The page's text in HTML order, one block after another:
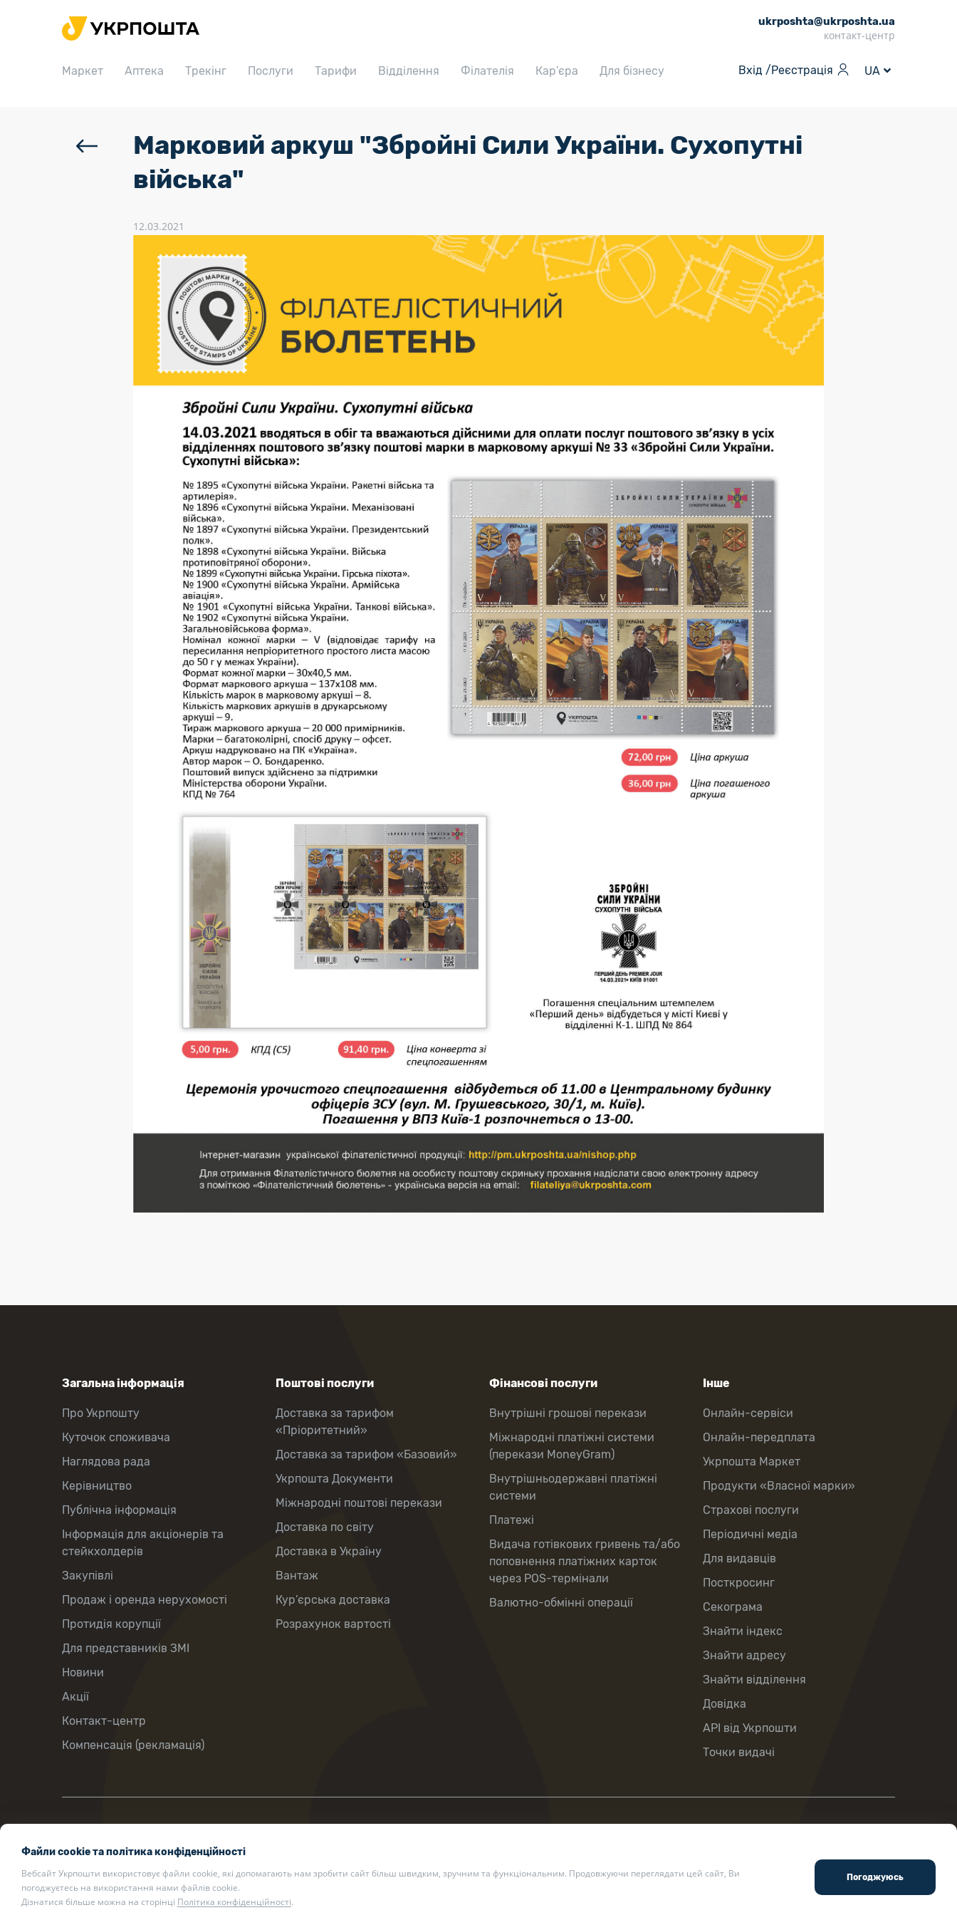
ukrposhta@ukrposhta.ua
контакт-центр
Маркет Аптека Трекінг Послуги Тарифи Відділення Філателія Кар’єра Для бізнесу Вхід /Реєстрація UA
Головна
Аптека
Марковий аркуш "Збройні Сили України. Сухопутні
війська"
12.03.2021
Файли cookie та політика конфіденційності
Вебсайт Укрпошти використовує файли cookie, які допомагають нам зробити сайт більш швидким, зручним та функціональним. Продовжуючи переглядати цей сайт, Ви
погоджуєтесь на використання нами файлів cookie.
Дізнатися більше можна на сторінці Політика конфіденційності.
Загальна інформація
Про Укрпошту
Куточок споживача
Наглядова рада
Керівництво
Публічна інформація
Інформація для акціонерів та
стейкхолдерів
Закупівлі
Продаж і оренда нерухомості
Протидія корупції
Для представників ЗМІ
Новини
Акції
Контакт-центр
Компенсація (рекламація)
Поштові послуги
Доставка за тарифом
«Пріоритетний»
Доставка за тарифом «Базовий»
Укрпошта Документи
Міжнародні поштові перекази
Доставка по світу
Доставка в Україну
Вантаж
Кур’єрська доставка
Розрахунок вартості
Фінансові послуги
Внутрішні грошові перекази
Міжнародні платіжні системи
(перекази MoneyGram)
Внутрішньодержавні платіжні
системи
Платежі
Видача готівкових гривень та/або
поповнення платіжних карток
через POS-термінали
Валютно-обмінні операції
Інше
Онлайн-сервіси
Онлайн-передплата
Укрпошта Маркет
Продукти «Власної марки»
Страхові послуги
Періодичні медіа
Для видавців
Посткросинг
Секограма
Знайти індекс
Знайти адресу
Знайти відділення
Довідка
API від Укрпошти
Точки видачі
01001
ukrposhta@ukrposhta.ua